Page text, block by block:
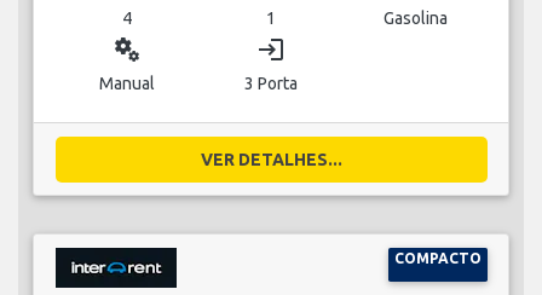
4 1 Gasolina
miscellaneous_services
Manual
login
3 Porta
VER DETALHES...
COMPACTO